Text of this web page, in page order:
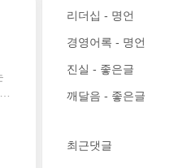
리더십 - 명언
경영어록 - 명언
진실 - 좋은글
깨달음 - 좋은글
최근댓글